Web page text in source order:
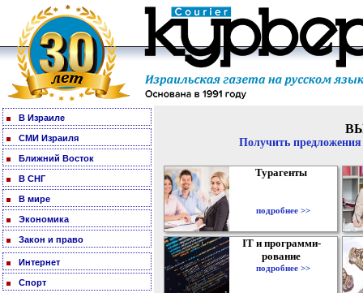
В Израиле
СМИ Израиля
Ближний Восток
В СНГ
В мире
Экономика
Закон и право
Интернет
Спорт
Получить
Турагенты
подробнее >>
IT и программи-
рование
подробнее >>